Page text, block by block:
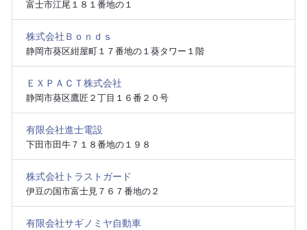
富士市江尾１８１番地の１
株式会社Ｂｏｎｄｓ
静岡市葵区紺屋町１７番地の１葵タワー１階
ＥＸＰＡＣＴ株式会社
静岡市葵区鷹匠２丁目１６番２０号
有限会社進士電設
下田市田牛７１８番地の１９８
株式会社トラストガード
伊豆の国市富士見７６７番地の２
有限会社サギノミヤ自動車